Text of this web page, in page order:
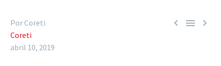
  
Por Coreti
Coreti
abril 10, 2019